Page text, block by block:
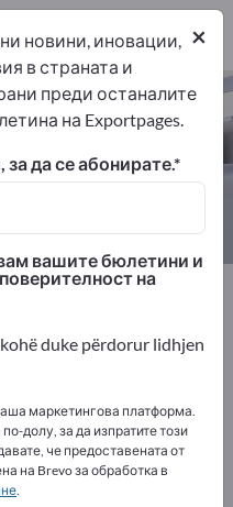
– намерете
1
в
стоки – Бизнес
×
новини, иновации,
в страната и
преди останалите
на Exportpages.
да се абонирате.
вашите бюлетини и
на
duke përdorur lidhjen
маркетингова платформа.
долу, за да изпратите този
че предоставената от
на Brevo за обработка в
.